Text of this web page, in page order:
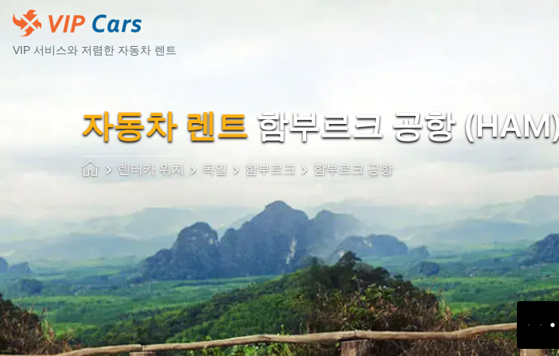
VIP 서비스와 저렴한 자동차 렌트
자동차 렌트 함부르크 공항
렌터카 위치 독일 함부르크 함부르크 공항